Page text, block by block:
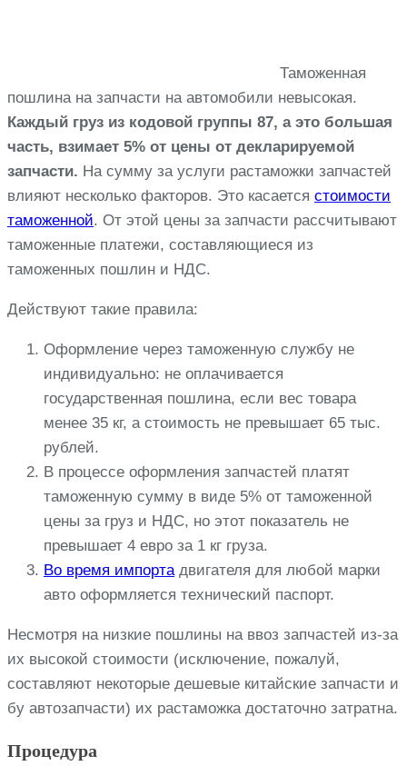
Таможенная
пошлина на запчасти на автомобили невысокая.
Каждый груз из кодовой группы 87, а это большая
часть, взимает 5% от цены от декларируемой
запчасти. На сумму за услуги растаможки запчастей
влияют несколько факторов. Это касается стоимости
таможенной. От этой цены за запчасти рассчитывают
таможенные платежи, составляющиеся из
таможенных пошлин и НДС.
Действуют такие правила:
Оформление через таможенную службу не
индивидуально: не оплачивается
государственная пошлина, если вес товара
менее 35 кг, а стоимость не превышает 65 тыс.
рублей.
В процессе оформления запчастей платят
таможенную сумму в виде 5% от таможенной
цены за груз и НДС, но этот показатель не
превышает 4 евро за 1 кг груза.
Во время импортадвигателя для любой марки
авто оформляется технический паспорт.
Несмотря на низкие пошлины на ввоз запчастей из-за
их высокой стоимости (исключение, пожалуй,
составляют некоторые дешевые китайские запчасти и
бу автозапчасти) их растаможка достаточно затратна.
Процедура